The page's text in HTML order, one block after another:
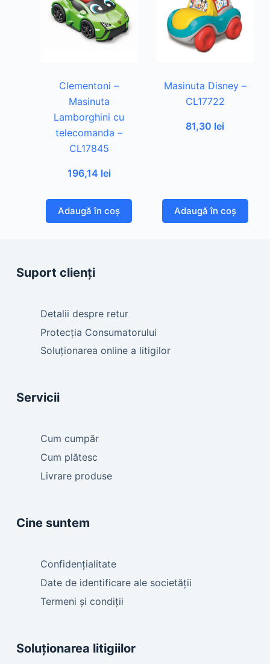
Clementoni –
Masinuta
Lamborghini cu
telecomanda –
CL17845
196,14 lei
Adaugă în coș
Masinuta Disney –
CL17722
81,30 lei
Adaugă în coș
Suport clienți
Detalii despre retur
Protecția Consumatorului
Soluționarea online a litigilor
Servicii
Cum cumpăr
Cum plătesc
Livrare produse
Cine suntem
Confidențialitate
Date de identificare ale societății
Termeni și condiții
Soluționarea litigiilor